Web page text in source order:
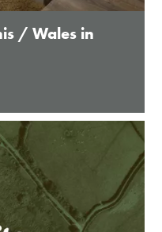
/ Wales in